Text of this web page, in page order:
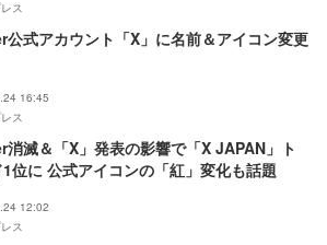
ス
式アカウント「X」に名前＆アイコン変更
16:45
ス
滅＆「X」発表の影響で「X JAPAN」ト
1位に 公式アイコンの「紅」変化も話題
12:02
ス